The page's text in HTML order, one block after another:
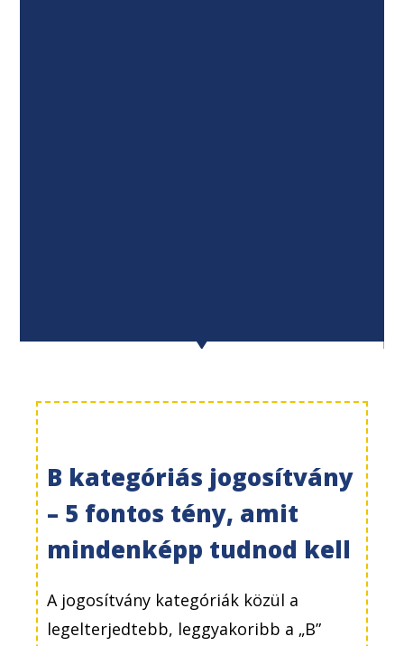
B kategóriás jogosítvány
– 5 fontos tény, amit
mindenképp tudnod kell
A jogosítvány kategóriák közül a
legelterjedtebb, leggyakoribb a „B”